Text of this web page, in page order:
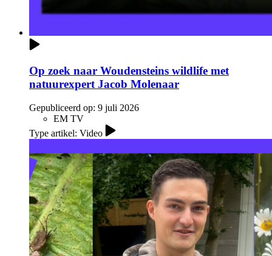
Op zoek naar Woudensteins wildlife met
natuurexpert Jacob Molenaar
Gepubliceerd op: 9 juli 2026
EM TV
Type artikel: Video